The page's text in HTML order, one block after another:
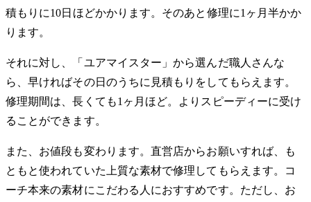
積もりに10日ほどかかります。そのあと修理に1ヶ月半かか
ります。
それに対し、「ユアマイスター」から選んだ職人さんな
ら、早ければその日のうちに見積もりをしてもらえます。
修理期間は、長くても1ヶ月ほど。よりスピーディーに受け
ることができます。
また、お値段も変わります。直営店からお願いすれば、も
ともと使われていた上質な素材で修理してもらえます。コ
ーチ本来の素材にこだわる人におすすめです。ただし、お